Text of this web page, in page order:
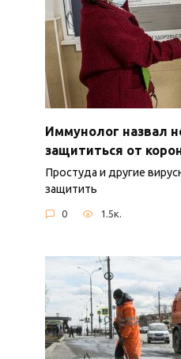
Иммунолог назвал
защититься от
Простуда и другие
защитить
0 1.5к.